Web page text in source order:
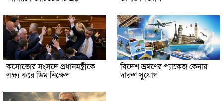
কসোভোর সংসদে প্রধানমন্ত্রীকে
লক্ষ্য করে ডিম নিক্ষেপ
বিদেশ ভ্রমণের প্যাকেজ কেনায়
দারুণ সুযোগ